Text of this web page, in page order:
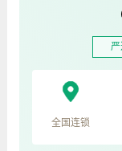
全国连锁